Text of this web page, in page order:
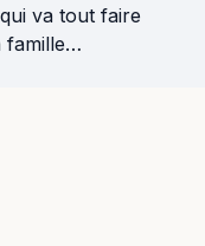
va tout faire
famille…